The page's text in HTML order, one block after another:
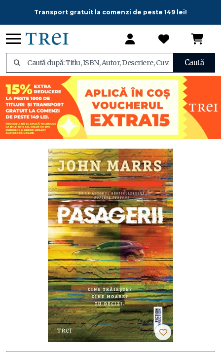
Transport gratuit la comenzi de peste 149 lei!
Caută